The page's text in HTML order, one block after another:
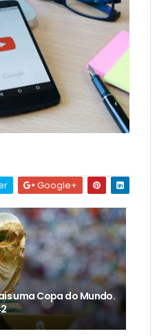
Google+
uma Copa do Mundo.